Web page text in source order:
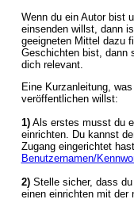
Wenn du ein Autor bist
einsenden willst, dann
geeigneten Mittel dazu
Geschichten bist, dann
dich relevant.
Eine Kurzanleitung,
veröffentlichen willst:
1)Als erstes musst du
einrichten. Du kannst
Zugang eingerichtet
Benutzernamen/
2)Stelle sicher, dass du
einen einrichten mit der